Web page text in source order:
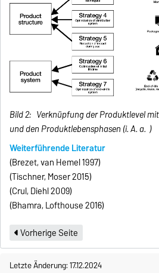
Bild 2: Verknüpfung der Produktlevel
und den Produktlebensphasen (i. A. a. )
Weiterführende Literatur
(Brezet, van Hemel 1997)
(Tischner, Moser 2015)
(Crul, Diehl 2009)
(Bhamra, Lofthouse 2016)
Vorherige Seite
Letzte Änderung: 17.12.2024